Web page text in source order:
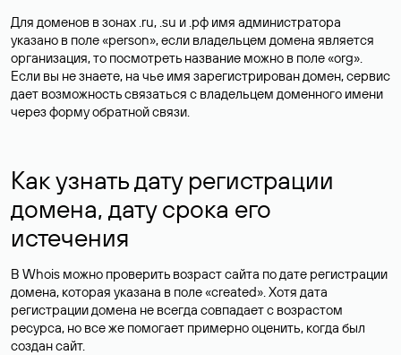
Для доменов в зонах .ru, .su и .рф имя администратора
указано в поле «person», если владельцем домена является
организация, то посмотреть название можно в поле «org».
Если вы не знаете, на чье имя зарегистрирован домен, сервис
дает возможность связаться с владельцем доменного имени
через форму обратной связи.
Как узнать дату регистрации
домена, дату срока его
истечения
В Whois можно проверить возраст сайта по дате регистрации
домена, которая указана в поле «created». Хотя дата
регистрации домена не всегда совпадает с возрастом
ресурса, но все же помогает примерно оценить, когда был
создан сайт.